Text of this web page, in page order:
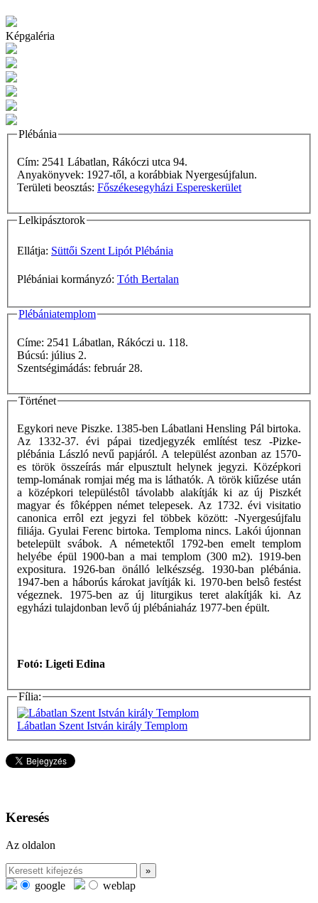
Képgaléria
Plébánia
Cím: 2541 Lábatlan, Rákóczi utca 94.
Anyakönyvek: 1927-től, a korábbiak Nyergesújfalun.
Területi beosztás: Főszékesegyházi Espereskerület
Lelkipásztorok
Ellátja: Süttői Szent Lipót Plébánia
Plébániai kormányzó: Tóth Bertalan
Plébániatemplom
Címe: 2541 Lábatlan, Rákóczi u. 118.
Búcsú: július 2.
Szentségimádás: február 28.
Történet
Egykori neve Piszke. 1385-ben Lábatlani Hensling Pál birtoka.
Az 1332-37. évi pápai tizedjegyzék említést tesz -Pizke-
plébánia László nevű papjáról. A települést azonban az 1570-
es török összeírás már elpusztult helynek jegyzi. Középkori
temp-lomának romjai még ma is láthatók. A török kiűzése után
a középkori településtôl távolabb alakítják ki az új Piszkét
magyar és fôképpen német telepesek. Az 1732. évi visitatio
canonica errôl ezt jegyzi fel többek között: -Nyergesújfalu
filiája. Gyulai Ferenc birtoka. Temploma nincs. Lakói újonnan
betelepült svábok. A németektől 1792-ben emelt templom
helyébe épül 1900-ban a mai templom (300 m2). 1919-ben
expositura. 1926-ban önálló lelkészség. 1930-ban plébánia.
1947-ben a háborús károkat javítják ki. 1970-ben belsô festést
végeznek. 1975-ben az új liturgikus teret alakítják ki. Az
egyházi tulajdonban levő új plébániaház 1977-ben épült.
Fotó: Ligeti Edina
Fília:
Lábatlan Szent István király Templom
Keresés
Az oldalon
google
weblap